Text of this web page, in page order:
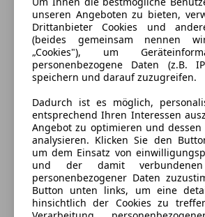
Energieverbrauch
Kraftstoff Benzin
Ausstattung
unseren Angeboten zu bieten,
Drittanbieter Cookies und
(beides gemeinsam nennen
„Cookies"), um
personenbezogene Daten (z.B.
speichern und darauf zuzugreifen.
Dadurch ist es möglich,
entsprechend Ihren Interessen
Angebot zu optimieren und dessen
analysieren. Klicken Sie den
um dem Einsatz von
und der damit verbundenen
personenbezogener Daten
Button unten links, um eine
hinsichtlich der Cookies zu